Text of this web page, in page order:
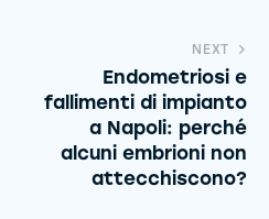
NEXT
Endometriosi e
fallimenti di impianto
a Napoli: perché
alcuni embrioni non
attecchiscono?